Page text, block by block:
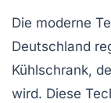
Die moderne
Deutschland
Kühlschrank,
wird. Diese